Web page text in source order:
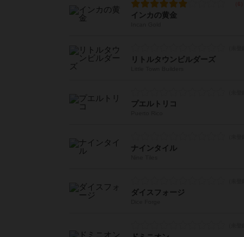
インカの黄金
リトルタウンビルダーズ
プエルトリコ
ナインタイル
ダイスフォージ